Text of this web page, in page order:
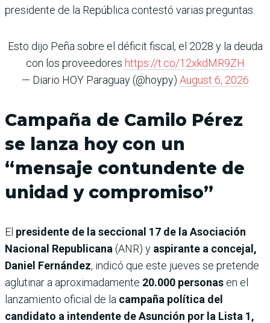
presidente de la República contestó varias preguntas.
Esto dijo Peña sobre el déficit fiscal, el 2028 y la deuda
con los proveedores https://t.co/12xkdMR9ZH
— Diario HOY Paraguay (@hoypy) August 6, 2026
Campaña de Camilo Pérez
se lanza hoy con un
“mensaje contundente de
unidad y compromiso”
El presidente de la seccional 17 de la Asociación
Nacional Republicana (ANR) y aspirante a concejal,
Daniel Fernández, indicó que este jueves se pretende
aglutinar a aproximadamente 20.000 personas en el
lanzamiento oficial de la campaña política del
candidato a intendente de Asunción por la Lista 1,